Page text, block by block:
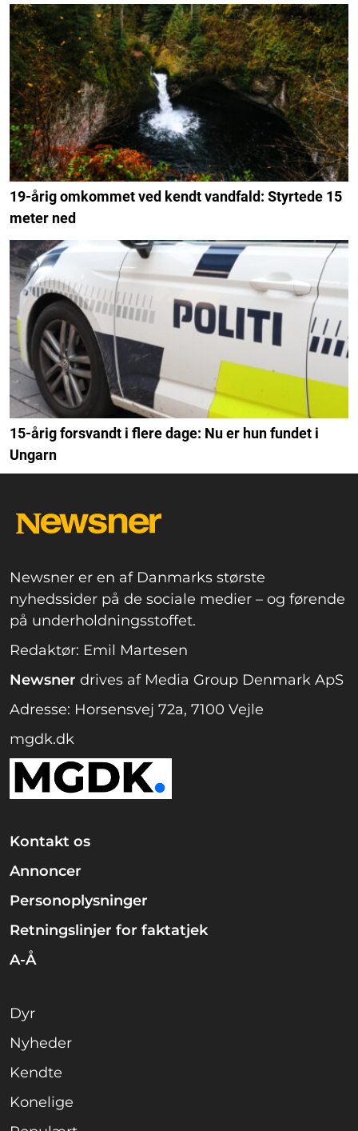
19-årig omkommet ved kendt vandfald: Styrtede 15
meter ned
15-årig forsvandt i flere dage: Nu er hun fundet i
Ungarn
Newsner er en af Danmarks største
nyhedssider på de sociale medier – og førende
på underholdningsstoffet.
Redaktør: Emil Martesen
Newsner drives af Media Group Denmark ApS
Adresse: Horsensvej 72a, 7100 Vejle
mgdk.dk
Kontakt os
Annoncer
Personoplysninger
Retningslinjer for faktatjek
A-Å
Dyr
Nyheder
Kendte
Konelige